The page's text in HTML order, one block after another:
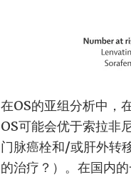
在OS的亚组分析中，
OS可能会优于索拉非
门脉癌栓和/或肝外转
的治疗？）。在国内